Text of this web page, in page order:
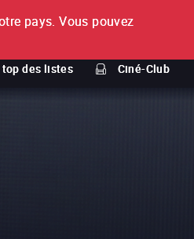
top des listes Ciné-Club
À propos
pays. Vous pouvez